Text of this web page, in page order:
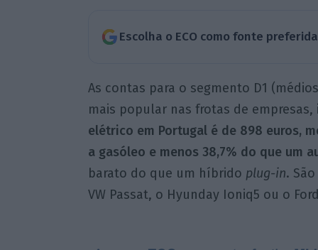
Escolha o ECO como fonte
As contas para o segmento D1
mais popular nas frotas de empresas,
elétrico em Portugal é de 898 euros,
a gasóleo e menos 38,7% do que um
barato do que um híbrido plug-in.
VW Passat, o Hyunday Ioniq5 ou o